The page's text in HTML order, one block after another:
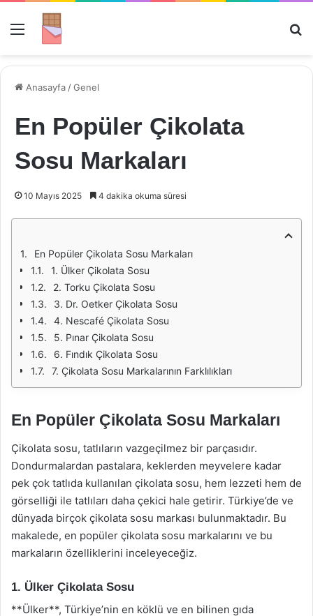
Menü
Anasayfa /Genel
En Popüler Çikolata
Sosu Markaları
10 Mayıs 2025 4 dakika okuma süresi
En Popüler Çikolata Sosu Markaları
1. Ülker Çikolata Sosu
2. Torku Çikolata Sosu
3. Dr. Oetker Çikolata Sosu
4. Nescafé Çikolata Sosu
5. Pınar Çikolata Sosu
6. Fındık Çikolata Sosu
7. Çikolata Sosu Markalarının Farklılıkları
En Popüler Çikolata Sosu Markaları
Çikolata sosu, tatlıların vazgeçilmez bir parçasıdır.
Dondurmalardan pastalara, keklerden meyvelere kadar
pek çok tatlıda kullanılan çikolata sosu, hem lezzeti hem de
görselliği ile tatlıları daha çekici hale getirir. Türkiye’de ve
dünyada birçok çikolata sosu markası bulunmaktadır. Bu
makalede, en popüler çikolata sosu markalarını ve bu
markaların özelliklerini inceleyeceğiz.
1. Ülker Çikolata Sosu
**Ülker**, Türkiye’nin en köklü ve en bilinen gıda